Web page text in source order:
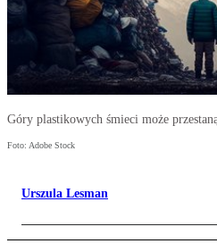
Góry plastikowych śmieci może
Foto: Adobe Stock
Urszula Lesman